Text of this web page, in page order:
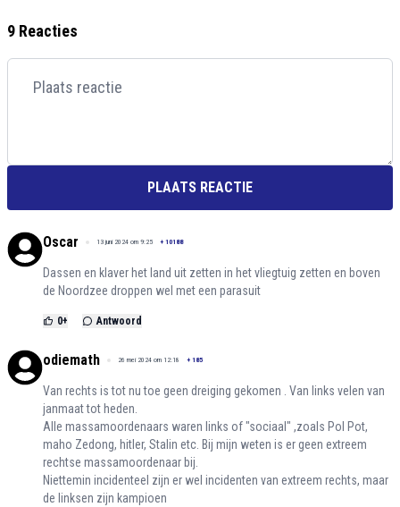
9 Reacties
PLAATS REACTIE
Oscar 13 juni 2024 om 9:25 + 10188
Dassen en klaver het land uit zetten in het vliegtuig zetten en boven
de Noordzee droppen wel met een parasuit
0+ Antwoord
odiemath 26 mei 2024 om 12:18 + 185
Van rechts is tot nu toe geen dreiging gekomen . Van links velen van
janmaat tot heden.
Alle massamoordenaars waren links of "sociaal" ,zoals Pol Pot,
maho Zedong, hitler, Stalin etc. Bij mijn weten is er geen extreem
rechtse massamoordenaar bij.
Niettemin incidenteel zijn er wel incidenten van extreem rechts, maar
de linksen zijn kampioen